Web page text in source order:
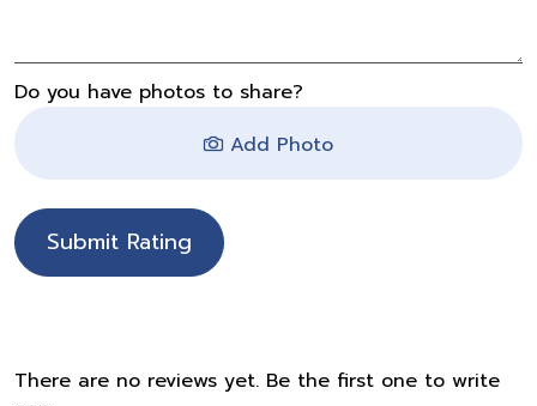
Do you have photos to share?
Add Photo
Submit Rating
There are no reviews yet. Be the first one to write